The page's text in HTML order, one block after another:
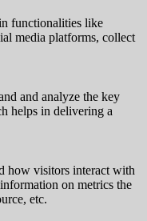
functionalities like
media platforms, collect
and analyze the key
helps in delivering a
how visitors interact with
on metrics the
etc.